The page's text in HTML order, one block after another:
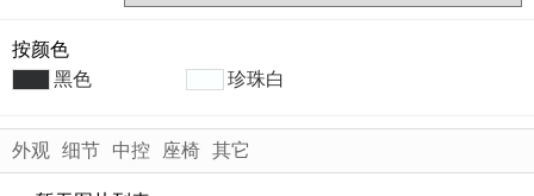
按颜色
黑色
珍珠白
外观 细节 中控 座椅 其它